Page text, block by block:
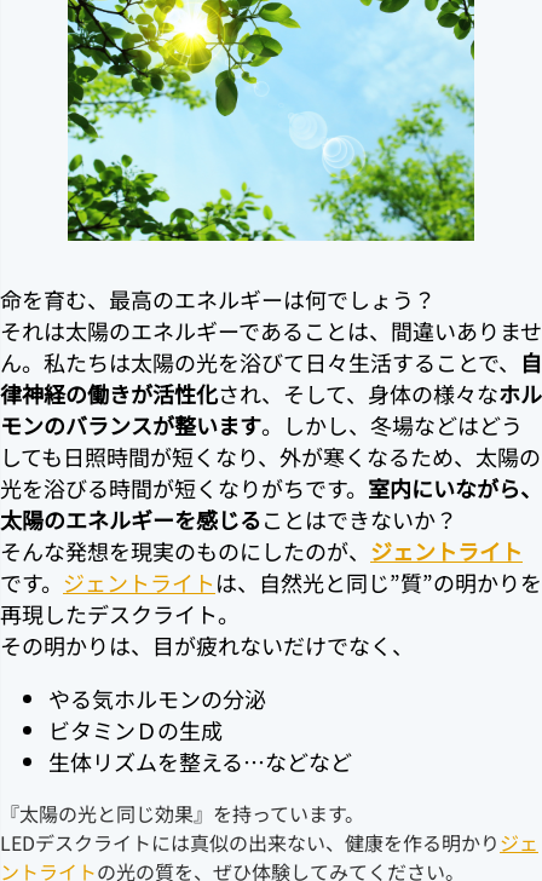
命を育む、最高のエネルギーは何でしょう？
それは太陽のエネルギーであることは、間違いありませ
ん。私たちは太陽の光を浴びて日々生活することで、
自
律神経の働きが活性化され、そして、身体の様々なホル
モンのバランスが整います。しかし、冬場などはどう
しても日照時間が短くなり、外が寒くなるため、太陽の
光を浴びる時間が短くなりがちです。 室内にいながら、
太陽のエネルギーを感じることはできないか？
そんな発想を現実のものにしたのが、 ジェントライト
です。 ジェントライトは、自然光と同じ”質”の明かりを
再現したデスクライト。
その明かりは、目が疲れないだけでなく、
やる気ホルモンの分泌
ビタミンＤの生成
生体リズムを整える…などなど
『太陽の光と同じ効果』を持っています。
LEDデスクライトには真似の出来ない、健康を作る明かりジェ
ントライトの光の質を、ぜひ体験してみてください。